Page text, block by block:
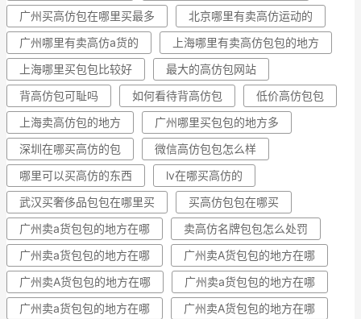
广州买高仿包在哪里买最多
北京哪里有卖高仿运动的
广州哪里有卖高仿a货的
上海哪里有卖高仿包包的地方
上海哪里买包包比较好
最大的高仿包网站
背高仿包可耻吗
如何看待背高仿包
低价高仿包包
上海卖高仿包的地方
广州哪里买包包的地方多
深圳在哪买高仿的包
微信高仿包包怎么样
哪里可以买高仿的东西
lv在哪买高仿的
武汉买奢侈品包包在哪里买
买高仿包包在哪买
广州卖a货包包的地方在哪
卖高仿名牌包包怎么处罚
广州卖a货包包的地方在哪
广州卖A货包包的地方在哪
广州卖A货包包的地方在哪
广州卖a货包包的地方在哪
广州卖a货包包的地方在哪
广州卖A货包包的地方在哪